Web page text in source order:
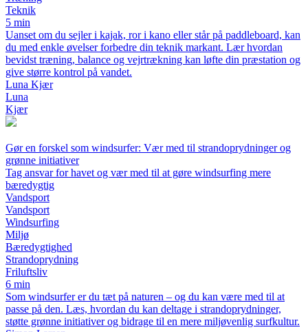
Teknik
5 min
Uanset om du sejler i kajak, ror i kano eller står på paddleboard, kan
du med enkle øvelser forbedre din teknik markant. Lær hvordan
bevidst træning, balance og vejrtrækning kan løfte din præstation og
give større kontrol på vandet.
Luna Kjær
Luna
Kjær
Gør en forskel som windsurfer: Vær med til strandoprydninger og
grønne initiativer
Tag ansvar for havet og vær med til at gøre windsurfing mere
bæredygtig
Vandsport
Vandsport
Windsurfing
Miljø
Bæredygtighed
Strandoprydning
Friluftsliv
6 min
Som windsurfer er du tæt på naturen – og du kan være med til at
passe på den. Læs, hvordan du kan deltage i strandoprydninger,
støtte grønne initiativer og bidrage til en mere miljøvenlig surfkultur.